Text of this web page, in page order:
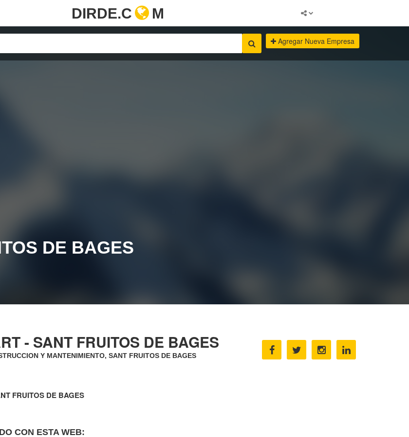
DIRDE.C M
Agregar Nueva Empresa
DE BAGES
- SANT FRUITOS DE BAGES
Y MANTENIMIENTO, SANT FRUITOS DE BAGES
FRUITOS DE BAGES
CON ESTA WEB: